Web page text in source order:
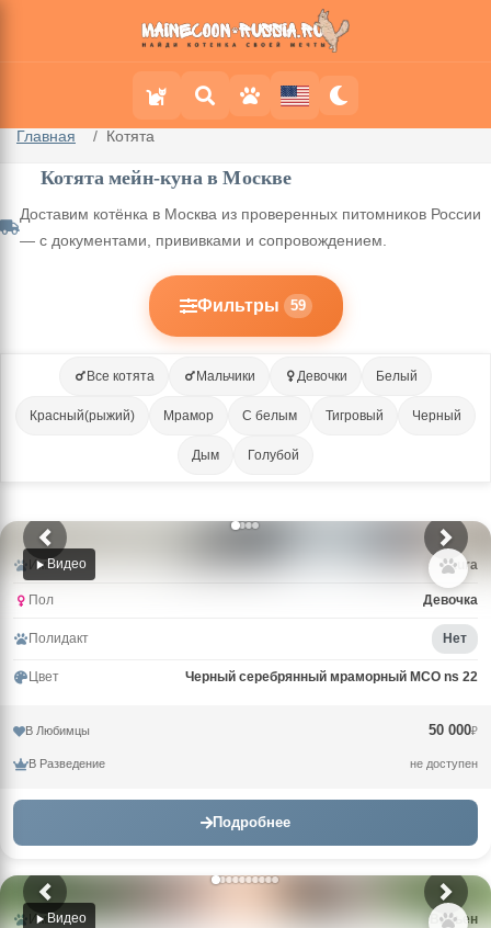
Главная Котята
Котята мейн-куна в Москве
Доставим котёнка в Москва из проверенных питомников России
— с документами, прививками и сопровождением.
Фильтры 59
Все котята Мальчики Девочки Белый
Красный(рыжий) Мрамор С белым Тигровый Черный
Дым Голубой
Видео
Имя Laura
Пол Девочка
Полидакт Нет
Цвет Черный серебрянный мраморный MCO ns 22
В Любимцы 50 000₽
В Разведение не доступен
Подробнее
Видео
Имя Вивьен